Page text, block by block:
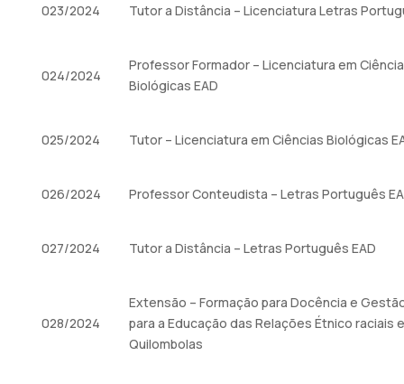
023/2024 Tutor a Distância – Licenciatura Letras
024/2024
Professor Formador – Licenciatura em
Biológicas EAD
025/2024 Tutor – Licenciatura em Ciências Biológicas
026/2024 Professor Conteudista – Letras Português
027/2024 Tutor a Distância – Letras Português EAD
028/2024
Extensão – Formação para Docência e
para a Educação das Relações Étnico raciais e
Quilombolas